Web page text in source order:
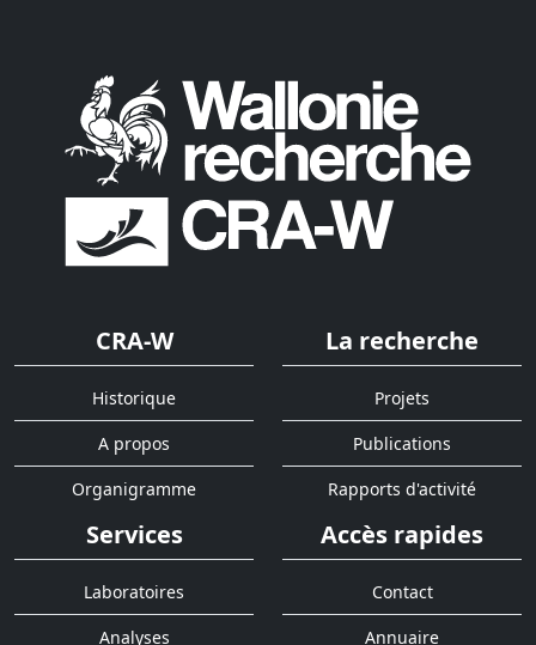
CRA-W
Historique
A propos
Organigramme
La recherche
Projets
Publications
Rapports d'activité
Services
Laboratoires
Analyses
Accès rapides
Contact
Annuaire